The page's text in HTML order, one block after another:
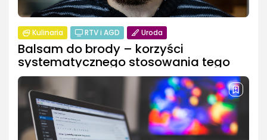
Kulinaria RTV i AGD Uroda
Balsam do brody – korzyści
systematycznego stosowania tego
kosmetyku
Dla niejednego mężczyzny zadbany zarost jest
osobistą wizytówką dodającą wizerunkowi klasy, szyku i
elegancji. Aby jednak broda prezentowała się zdrowo i
stylowo, należy pamiętać o jej odpowiedniej pielęgnacji.
Idealnie do...